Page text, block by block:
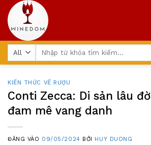
Skip
content
KIẾN THỨC VỀ RƯỢU
Conti Zecca: Di sản lâu
đam mê vang danh
ĐĂNG VÀO 09/05/2024 BỞI HUY DUONG